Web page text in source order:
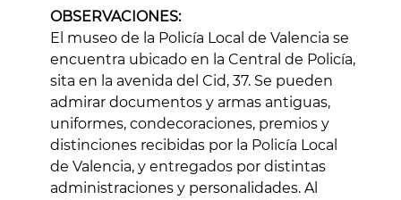
OBSERVACIONES:
El museo de la Policía Local de Valencia se
encuentra ubicado en la Central de Policía,
sita en la avenida del Cid, 37. Se pueden
admirar documentos y armas antiguas,
uniformes, condecoraciones, premios y
distinciones recibidas por la Policía Local
de Valencia, y entregados por distintas
administraciones y personalidades. Al